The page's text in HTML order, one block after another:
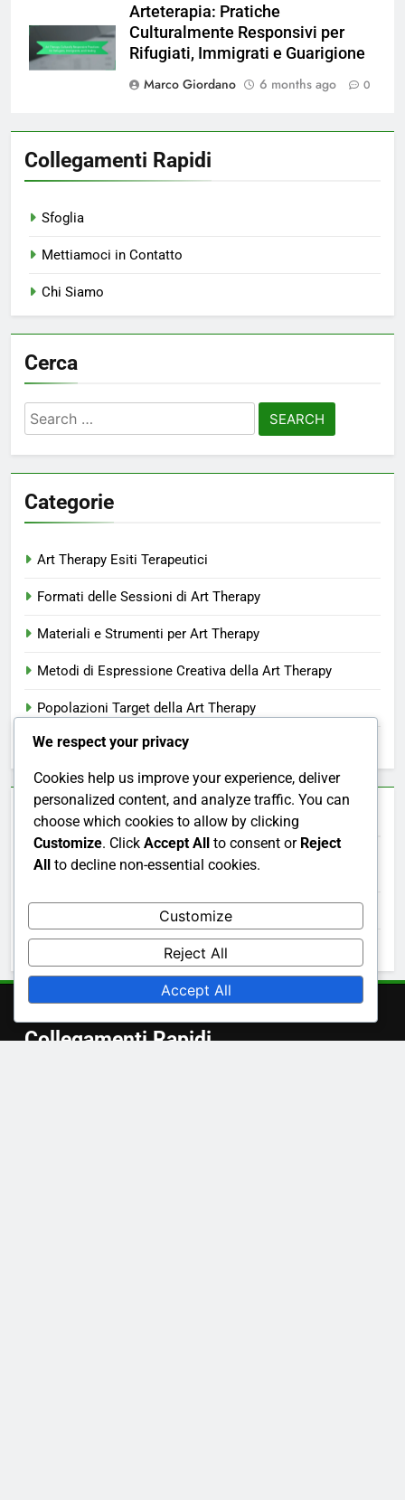
Arteterapia: Pratiche
Culturalmente Responsivi per
Rifugiati, Immigrati e Guarigione
Marco Giordano
6 months ago 0
Collegamenti Rapidi
Sfoglia
Mettiamoci in Contatto
Chi Siamo
Cerca
Search
for:
Categorie
Art Therapy Esiti Terapeutici
Formati delle Sessioni di Art Therapy
Materiali e Strumenti per Art Therapy
Metodi di Espressione Creativa della Art Therapy
Popolazioni Target della Art Therapy
Valutazione e Feedback della Art Therapy
Archivi
December 2025
Collegamenti Rapidi
We respect your privacy
Cookies help us improve your experience, deliver
personalized content, and analyze traffic. You can
choose which cookies to allow by clicking
Customize. Click Accept All to consent or Reject
All to decline non-essential cookies.
Customize
Reject All
Accept All